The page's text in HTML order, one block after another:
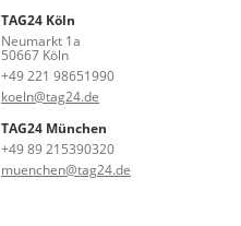
TAG24 Köln
Neumarkt 1a
50667 Köln
+49 221 98651990
koeln@tag24.de
TAG24 München
+49 89 215390320
muenchen@tag24.de